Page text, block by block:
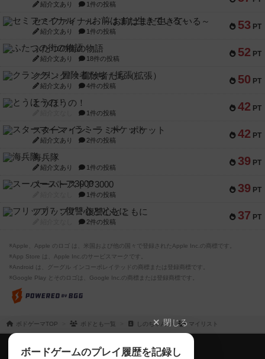
紹介文あり 1件の投稿
53 PT
セミファイナル ～お前はまだ生きている～
紹介文あり 1件の投稿
52 PT
ふたつの街の物語
紹介文あり 18件の投稿
50 PT
クランク! ：冒険者たち（拡張）
紹介文あり 4件の投稿
42 PT
とうほうの！
1件の投稿
42 PT
スターマイン・ラミー ポケット
紹介文あり 2件の投稿
39 PT
海兵隊
紹介文あり 1件の投稿
39 PT
スーパーストア3000
1件の投稿
37 PT
フリップ７：復讐心とともに
2件の投稿
※Apple、Apple のロゴ は、米国および他の国々で登録されたApple Inc.の商標です。
※App Store は、Apple Inc.のサービスマークです。
※Android は、グーグル インコーポレイテッドの商標または登録商標です。
※Google Play とそのロゴは、Google Inc.の商標または登録商標です。
ボドゲーマTOP ボドとも一覧 しのちゃん マイリスト
閉じる
ボードゲームのプレイ履歴を記録し
ボドゲーマTOP